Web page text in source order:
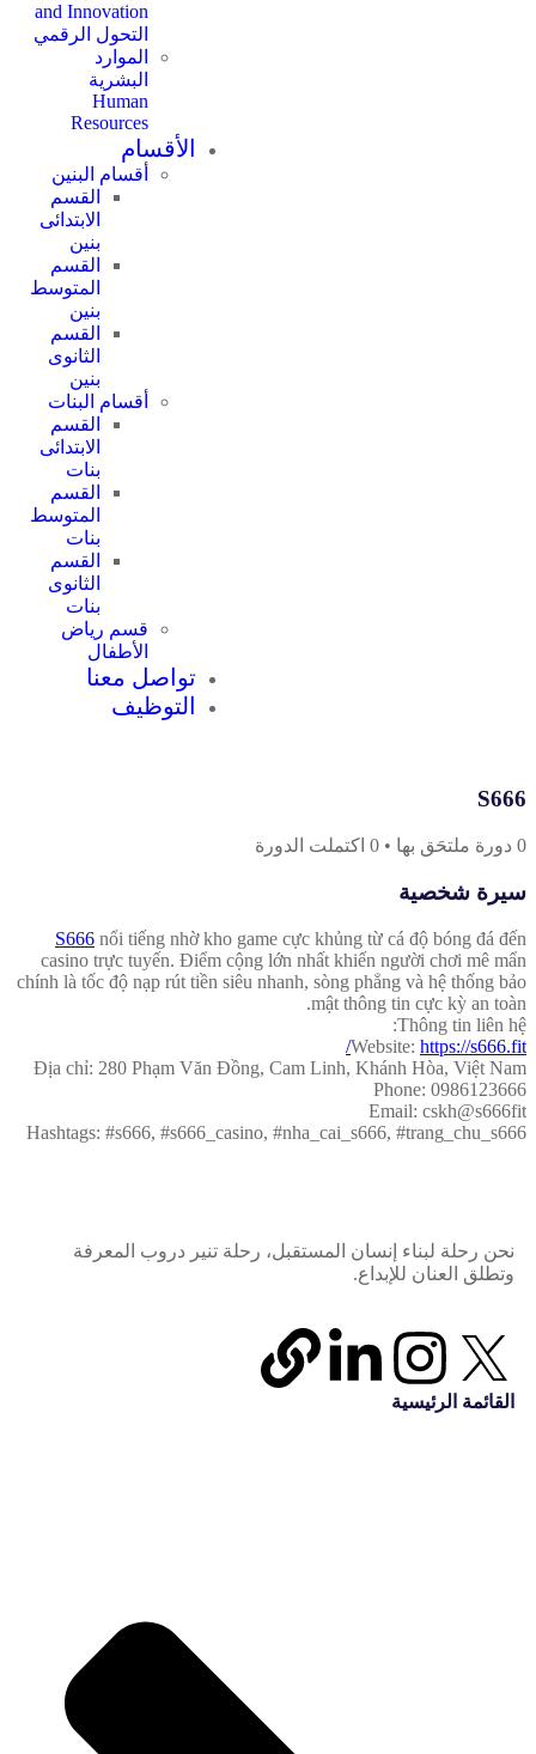
and Innovation
التحول الرقمي
الموارد
البشرية
Human
Resources
الأقسام
أقسام البنين
القسم
الابتدائى
بنين
القسم
المتوسط
بنين
القسم
الثانوى
بنين
أقسام البنات
القسم
الابتدائى
بنات
القسم
المتوسط
بنات
القسم
الثانوى
بنات
قسم رياض
الأطفال
تواصل معنا
التوظيف
S666
0 دورة ملتحَق بها •
0 اكتملت الدورة
سيرة شخصية
S666 nổi tiếng nhờ kho game cực khủng từ cá độ bóng đá đến
casino trực tuyến. Điểm cộng lớn nhất khiến người chơi mê mẩn
chính là tốc độ nạp rút tiền siêu nhanh, sòng phẳng và hệ thống bảo
mật thông tin cực kỳ an toàn.
Thông tin liên hệ:
Website: https://s666.fit/
Địa chỉ: 280 Phạm Văn Đồng, Cam Linh, Khánh Hòa, Việt Nam
Phone: 0986123666
Email: cskh@s666fit
Hashtags: #s666, #s666_casino, #nha_cai_s666, #trang_chu_s666
نحن رحلة لبناء إنسان المستقبل، رحلة تنير دروب المعرفة
وتطلق العنان للإبداع.
القائمة الرئيسية